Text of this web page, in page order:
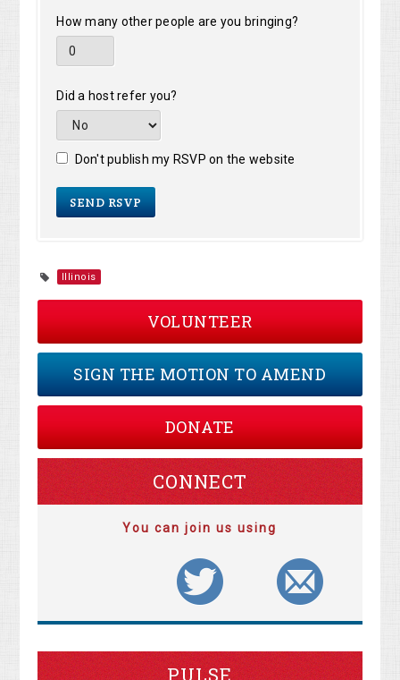
How many other people are you bringing?
Did a host refer you?
Don't publish my RSVP on the website
Illinois
VOLUNTEER
SIGN THE MOTION TO AMEND
DONATE
CONNECT
You can join us using